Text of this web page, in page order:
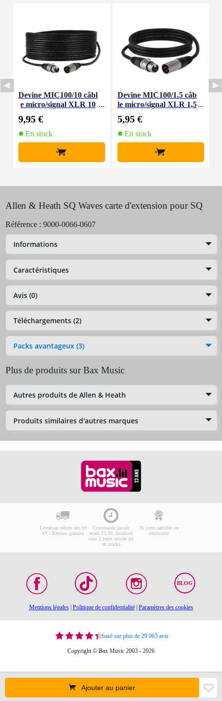
Devine MIC100/10 câbl
e micro/signal XLR 10
9,95 €
En stock
+
Devine MIC100/1.5 câb
le micro/signal XLR 1,5
5,95 €
En stock
+
Allen & Heath SQ Waves carte d'extension pour SQ
Référence : 9000-0066-0607
Informations
Caractéristiques
Avis (0)
Téléchargements (2)
Packs avantageux (3)
Plus de produits sur Bax Music
Autres produits de Allen & Heath
Produits similaires d'autres marques
Ajouter au panier
Livraison offerte dès 99
€* / Retours gratuits
Commande passée
avant 23:00, livraison
sous 2 jours ouvrés (si
en stock)
30 jours satisfait ou
remboursé
BLOG
Mentions légales| Politique de confidentialité| Paramètres des cookies
basé sur plus de 29 065 avis
Copyright © Bax Music 2003 - 2026